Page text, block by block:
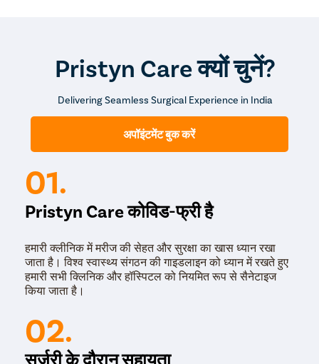
Pristyn Care क्यों चुनें?
Delivering Seamless Surgical Experience in India
अपॉइंटमेंट बुक करें
01.
Pristyn Care कोविड-फ्री है
हमारी क्लीनिक में मरीज की सेहत और सुरक्षा का खास ध्यान रखा
जाता है। विश्व स्वास्थ्य संगठन की गाइडलाइन को ध्यान में रखते हुए
हमारी सभी क्लिनिक और हॉस्पिटल को नियमित रूप से सैनेटाइज
किया जाता है।
02.
सर्जरी के दौरान सहायता